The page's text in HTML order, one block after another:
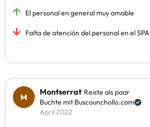
El personal en general muy amable
Falta de atención del personal en el SPA
Montserrat Reiste als paar
Buchte mit Buscounchollo.com
April 2022